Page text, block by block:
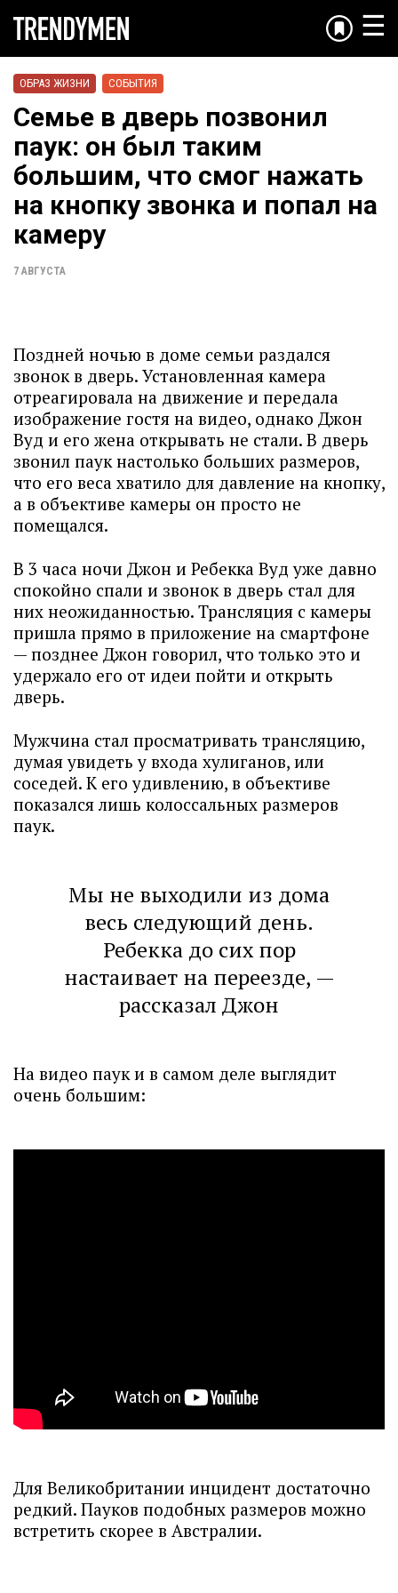
☰
ОБРАЗ ЖИЗНИ СОБЫТИЯ
Семье в дверь позвонил
паук: он был таким
большим, что смог нажать
на кнопку звонка и попал на
камеру
7 АВГУСТА
Поздней ночью в доме семьи раздался
звонок в дверь. Установленная камера
отреагировала на движение и передала
изображение гостя на видео, однако Джон
Вуд и его жена открывать не стали. В дверь
звонил паук настолько больших размеров,
что его веса хватило для давление на кнопку,
а в объективе камеры он просто не
помещался.
В 3 часа ночи Джон и Ребекка Вуд уже давно
спокойно спали и звонок в дверь стал для
них неожиданностью. Трансляция с камеры
пришла прямо в приложение на смартфоне
— позднее Джон говорил, что только это и
удержало его от идеи пойти и открыть
дверь.
Мужчина стал просматривать трансляцию,
думая увидеть у входа хулиганов, или
соседей. К его удивлению, в объективе
показался лишь колоссальных размеров
паук.
Мы не выходили из дома
весь следующий день.
Ребекка до сих пор
настаивает на переезде, —
рассказал Джон
На видео паук и в самом деле выглядит
очень большим:
Для Великобритании инцидент достаточно
редкий. Пауков подобных размеров можно
встретить скорее в Австралии.